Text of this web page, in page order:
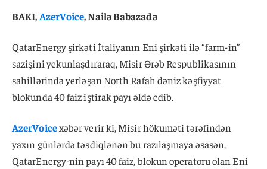
BAKI,AzerVoice, Nailə Babazadə
QatarEnergy şirkəti İtaliyanın Eni şirkəti ilə “farm-in”
sazişini yekunlaşdıraraq, Misir Ərəb Respublikasının
sahillərində yerləşən North Rafah dəniz kəşfiyyat
blokunda 40 faiz iştirak payı əldə edib.
AzerVoicexəbər verir ki, Misir hökuməti tərəfindən
yaxın günlərdə təsdiqlənən bu razılaşmaya əsasən,
QatarEnergy-nin payı 40 faiz, blokun operatoru olan Eni